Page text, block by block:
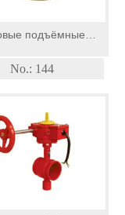
подъёмные
JIS F 7418 (с
No.: 144